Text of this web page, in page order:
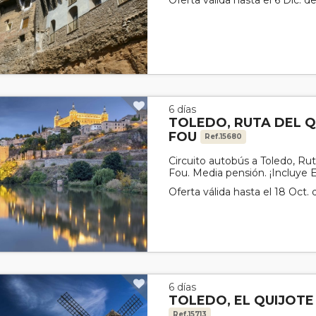
6 días
TOLEDO, RUTA DEL
FOU
Ref.15680
Circuito autobús a Toledo,
Fou. Media pensión. ¡Incluye
Oferta válida hasta el 18 Oct.
6 días
TOLEDO, EL